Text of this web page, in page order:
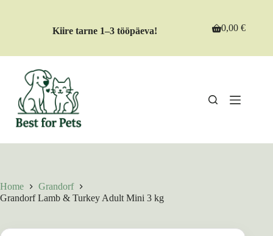
Kiire tarne 1–3 tööpäeva!
Shopping
0,00€
Home
Grandorf
Grandorf Lamb & Turkey Adult Mini 3 kg